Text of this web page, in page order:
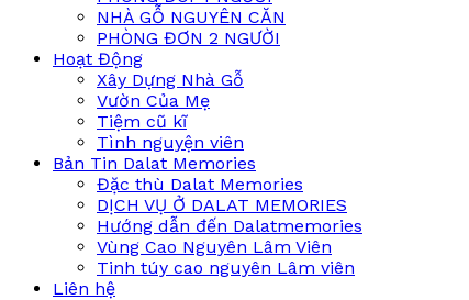
NHÀ GỖ NGUYÊN CĂN
PHÒNG ĐƠN 2 NGƯỜI
Hoạt Động
Xây Dựng Nhà Gỗ
Vườn Của Mẹ
Tiệm cũ kĩ
Tình nguyện viên
Bản Tin Dalat Memories
Đặc thù Dalat Memories
DỊCH VỤ Ở DALAT MEMORIES
Hướng dẫn đến Dalatmemories
Vùng Cao Nguyên Lâm Viên
Tinh túy cao nguyên Lâm viên
Liên hệ